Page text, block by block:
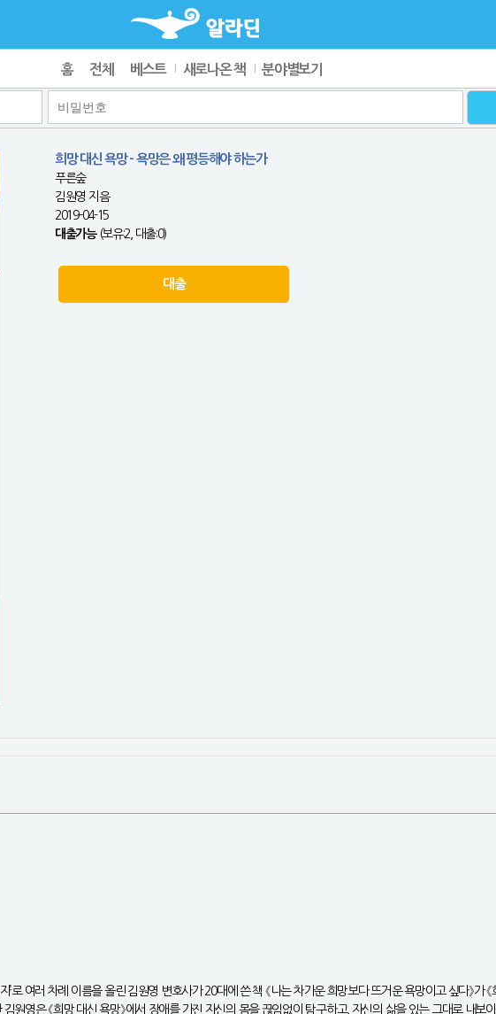
홈 전체 베스트 새로나온 책 분야별보기
희망 대신 욕망 - 욕망은 왜 평등해야 하는가
푸른숲
김원영 지음
2019-04-15
대출가능(보유:2, 대출:0)
대출
로 여러 차례 이름을 올린 김원영 변호사가 20대에 쓴 책 《나는 차가운 희망보다 뜨거운 욕망이고 싶다》가
김원영은 《희망 대신 욕망》에서 장애를 가진 자신의 몸을 끊임없이 탐구하고, 자신의 삶을 있는 그대로 내보